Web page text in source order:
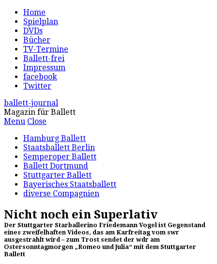
Home
Spielplan
DVDs
Bücher
TV-Termine
Ballett-frei
Impressum
facebook
Twitter
ballett-journal
Magazin für Ballett
Menu Close
Hamburg Ballett
Staatsballett Berlin
Semperoper Ballett
Ballett Dortmund
Stuttgarter Ballett
Bayerisches Staatsballett
diverse Compagnien
Nicht noch ein Superlativ
Der Stuttgarter Starballerino Friedemann Vogel ist Gegenstand
eines zweifelhaften Videos, das am Karfreitag vom swr
ausgestrahlt wird – zum Trost sendet der wdr am
Ostersonntagmorgen „Romeo und Julia“ mit dem Stuttgarter
Ballett